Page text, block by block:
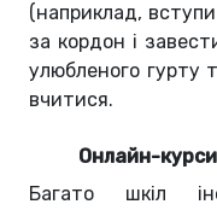
(наприклад,
за кордон і
улюбленого гурту
вчитися.
Онлайн-курси
Багато шкіл